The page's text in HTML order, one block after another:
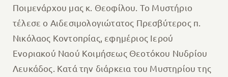
Ποιμενάρχου μας κ. Θεοφίλου. Το Μυστήριο
τέλεσε ο Αιδεσιμολογιώτατος Πρεσβύτερος π.
Νικόλαος Κοντοπρίας, εφημέριος Ιερού
Ενοριακού Ναού Κοιμήσεως Θεοτόκου Νυδρίου
Λευκάδος. Κατά την διάρκεια του Μυστηρίου της